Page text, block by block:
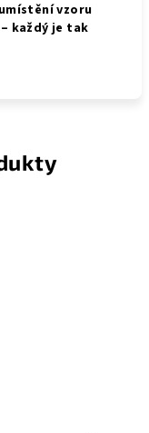
vzoru
každý je tak